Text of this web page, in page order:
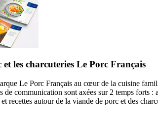
les charcuteries Le Porc Français
Le Porc Français au cœur de la cuisine
communication sont axées sur 2 temps forts
recettes autour de la viande de porc et des